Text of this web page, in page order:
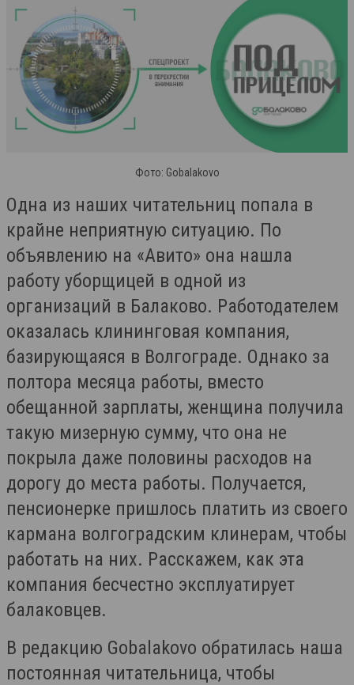
Фото: G obalakovo
Одна из наших читательниц попала в
крайне неприятную ситуацию. По
объявлению на «Авито» она нашла
работу уборщицей в одной из
организаций в Балаково. Работодателем
оказалась клининговая компания,
базирующаяся в Волгограде. Однако за
полтора месяца работы, вместо
обещанной зарплаты, женщина получила
такую мизерную сумму, что она не
покрыла даже половины расходов на
дорогу до места работы. Получается,
пенсионерке пришлось платить из своего
кармана волгоградским клинерам, чтобы
работать на них. Расскажем, как эта
компания бесчестно эксплуатирует
балаковцев.
В редакцию Gobalakovo обратилась наша
постоянная читательница, чтобы